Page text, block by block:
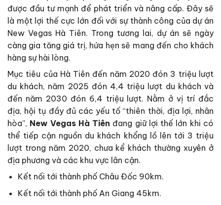
được đầu tư mạnh để phát triển và nâng cấp. Đây sẽ
là một lợi thế cực lớn đối với sự thành công của dự án
New Vegas Hà Tiên. Trong tương lai, dự án sẽ ngày
càng gia tăng giá trị, hứa hẹn sẽ mang đến cho khách
hàng sự hài lòng.
Mục tiêu của Hà Tiên đến năm 2020 đón 3 triệu lượt
du khách, năm 2025 đón 4,4 triệu lượt du khách và
đến năm 2030 đón 6,4 triệu lượt. Nằm ở vị trí đắc
địa, hội tụ đầy đủ các yếu tố “thiên thời, địa lợi, nhân
hòa”, New Vegas Hà Tiên đang giữ lợi thế lớn khi có
thể tiếp cận nguồn du khách khổng lồ lên tới 3 triệu
lượt trong năm 2020, chưa kể khách thường xuyên ở
địa phương và các khu vực lân cận.
Kết nối tới thành phố Châu Đốc 90km.
Kết nối tới thành phố An Giang 45km.